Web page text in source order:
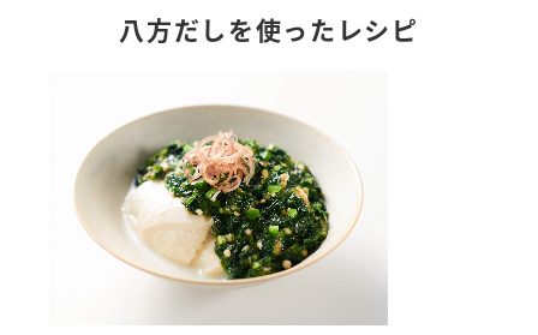
八方だしを使ったレシピ